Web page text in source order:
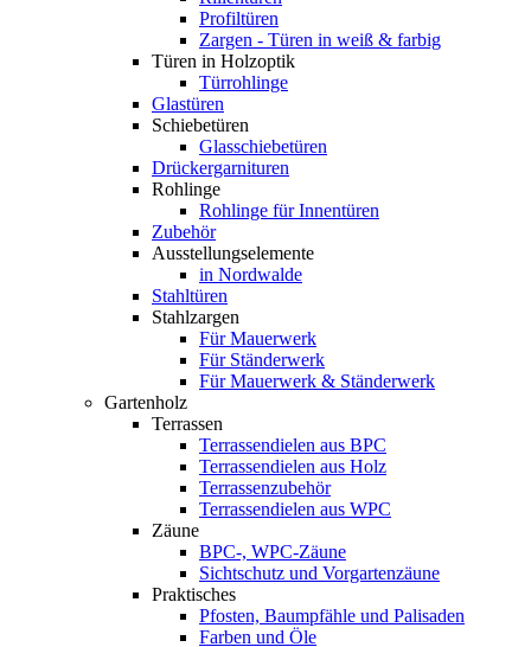
Profiltüren
Zargen - Türen in weiß & farbig
Türen in Holzoptik
Türrohlinge
Glastüren
Schiebetüren
Glasschiebetüren
Drückergarnituren
Rohlinge
Rohlinge für Innentüren
Zubehör
Ausstellungselemente
in Nordwalde
Stahltüren
Stahlzargen
Für Mauerwerk
Für Ständerwerk
Für Mauerwerk & Ständerwerk
Gartenholz
Terrassen
Terrassendielen aus BPC
Terrassendielen aus Holz
Terrassenzubehör
Terrassendielen aus WPC
Zäune
BPC-, WPC-Zäune
Sichtschutz und Vorgartenzäune
Praktisches
Pfosten, Baumpfähle und Palisaden
Farben und Öle